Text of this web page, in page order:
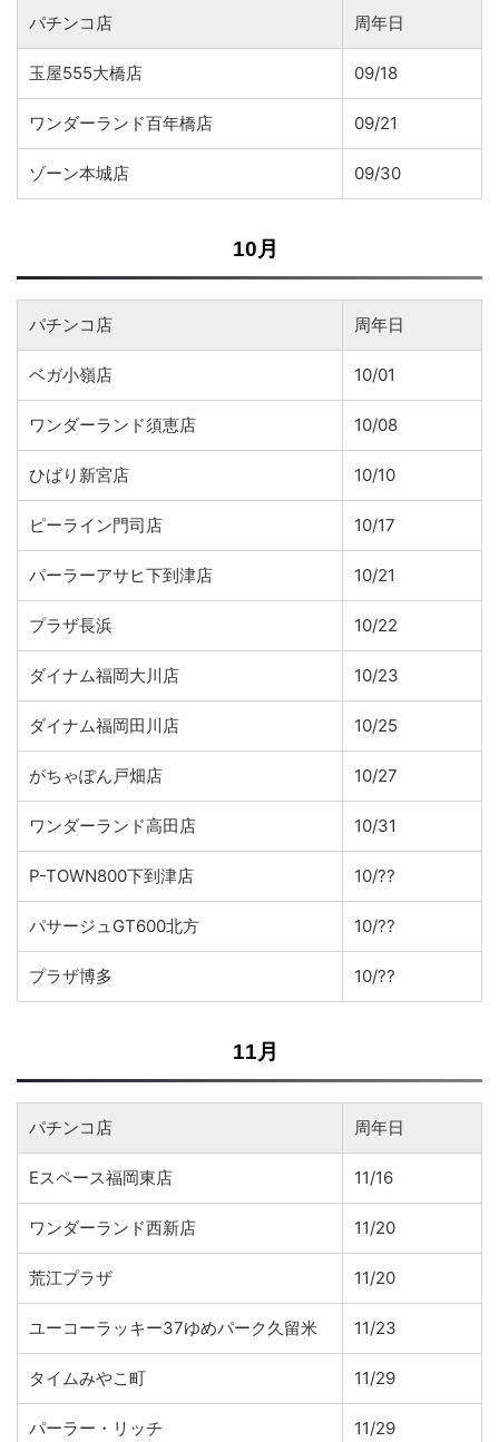
パチンコ店 周年日
玉屋555大橋店 09/18
ワンダーランド百年橋店 09/21
ゾーン本城店 09/30
10月
パチンコ店 周年日
ベガ小嶺店 10/01
ワンダーランド須恵店 10/08
ひばり新宮店 10/10
ピーライン門司店 10/17
パーラーアサヒ下到津店 10/21
プラザ長浜 10/22
ダイナム福岡大川店 10/23
ダイナム福岡田川店 10/25
がちゃぽん戸畑店 10/27
ワンダーランド高田店 10/31
P-TOWN800下到津店 10/??
パサージュGT600北方 10/??
プラザ博多 10/??
11月
パチンコ店 周年日
Eスペース福岡東店 11/16
ワンダーランド西新店 11/20
荒江プラザ 11/20
ユーコーラッキー37ゆめパーク久留米 11/23
タイムみやこ町 11/29
パーラー・リッチ 11/29